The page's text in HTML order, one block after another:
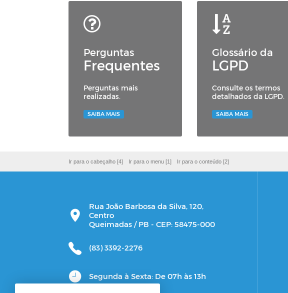
Perguntas
Frequentes
Perguntas mais
realizadas.
SAIBA MAIS
Glossário da
LGPD
Consulte os termos
detalhados da LGPD.
SAIBA MAIS
Ir para o cabeçalho [4] Ir para o menu [1] Ir para o conteúdo [2]
Rua João Barbosa da Silva, 120,
Centro
Queimadas / PB - CEP: 58475-000
(83) 3392-2276
Segunda à Sexta: De 07h às 13h